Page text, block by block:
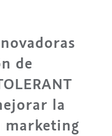
de
la
marketing